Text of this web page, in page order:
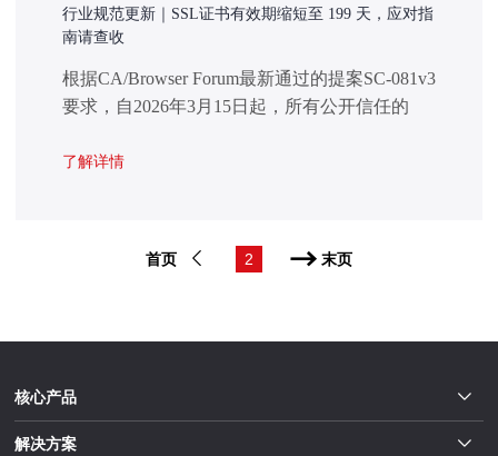
行业规范更新｜SSL证书有效期缩短至 199 天，应对指
南请查收
根据CA/Browser Forum最新通过的提案SC-081v3
要求，自2026年3月15日起，所有公开信任的
将由398天调整为200天以内。这意味着，您目前
了解详情
首页 2 末页
核心产品
解决方案